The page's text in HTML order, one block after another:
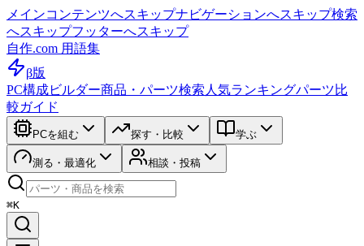
メインコンテンツへスキップナビゲーションへスキップ検索
へスキップフッターへスキップ
自作.com 用語集
β版
PC構成ビルダー商品・パーツ検索 人気ランキングパーツ比
較ガイド
PCを組む 探す・比較 学ぶ
測る・最適化 相談・投稿
⌘K